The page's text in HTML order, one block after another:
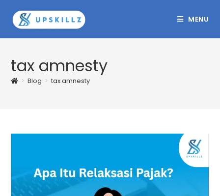
content
MENU
tax amnesty
> Blog > tax amnesty